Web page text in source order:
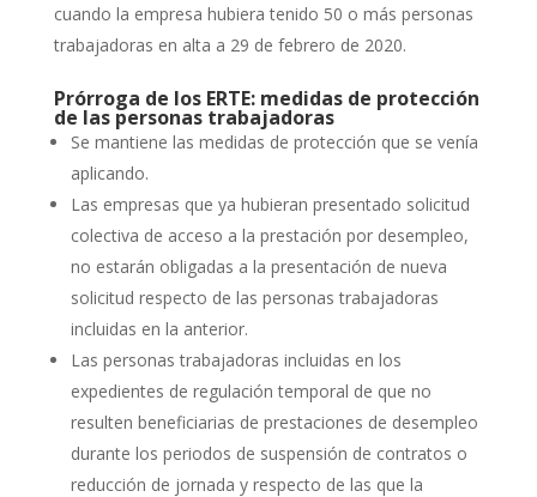
cuando la empresa hubiera tenido 50 o más personas
trabajadoras en alta a 29 de febrero de 2020.
Prórroga de los ERTE: medidas de protección
de las personas trabajadoras
Se mantiene las medidas de protección que se venía
aplicando.
Las empresas que ya hubieran presentado solicitud
colectiva de acceso a la prestación por desempleo,
no estarán obligadas a la presentación de nueva
solicitud respecto de las personas trabajadoras
incluidas en la anterior.
Las personas trabajadoras incluidas en los
expedientes de regulación temporal de que no
resulten beneficiarias de prestaciones de desempleo
durante los periodos de suspensión de contratos o
reducción de jornada y respecto de las que la